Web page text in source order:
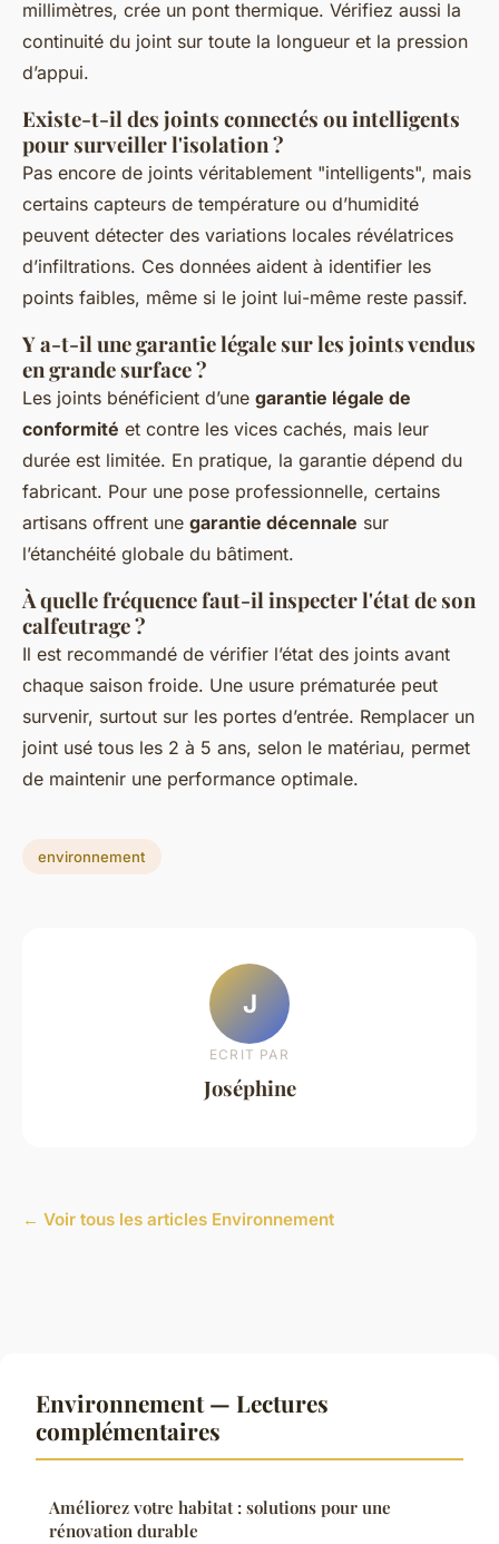
millimètres, crée un pont thermique. Vérifiez aussi la
continuité du joint sur toute la longueur et la pression
d’appui.
Existe-t-il des joints connectés ou intelligents
pour surveiller l'isolation ?
Pas encore de joints véritablement "intelligents", mais
certains capteurs de température ou d’humidité
peuvent détecter des variations locales révélatrices
d’infiltrations. Ces données aident à identifier les
points faibles, même si le joint lui-même reste passif.
Y a-t-il une garantie légale sur les joints vendus
en grande surface ?
Les joints bénéficient d’une garantie légale de
conformité et contre les vices cachés, mais leur
durée est limitée. En pratique, la garantie dépend du
fabricant. Pour une pose professionnelle, certains
artisans offrent une garantie décennale sur
l’étanchéité globale du bâtiment.
À quelle fréquence faut-il inspecter l'état de son
calfeutrage ?
Il est recommandé de vérifier l’état des joints avant
chaque saison froide. Une usure prématurée peut
survenir, surtout sur les portes d’entrée. Remplacer un
joint usé tous les 2 à 5 ans, selon le matériau, permet
de maintenir une performance optimale.
environnement
J
ECRIT PAR
Joséphine
← Voir tous les articles Environnement
Environnement — Lectures
complémentaires
Améliorez votre habitat : solutions pour une
rénovation durable